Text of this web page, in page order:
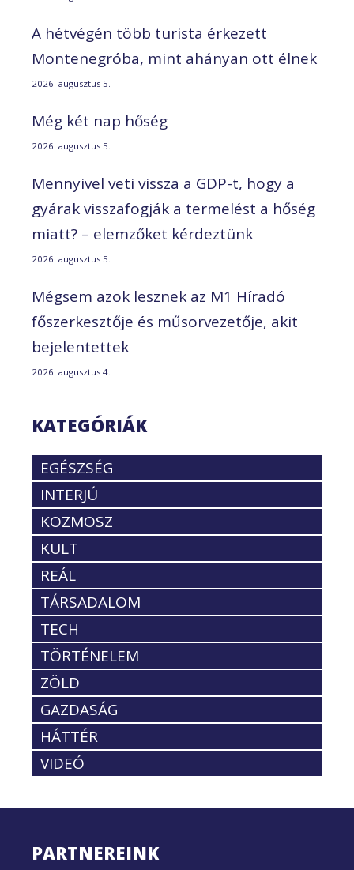
A hétvégén több turista érkezett
Montenegróba, mint ahányan ott élnek
2026. augusztus 5.
Még két nap hőség
2026. augusztus 5.
Mennyivel veti vissza a GDP-t, hogy a
gyárak visszafogják a termelést a hőség
miatt? – elemzőket kérdeztünk
2026. augusztus 5.
Mégsem azok lesznek az M1 Híradó
főszerkesztője és műsorvezetője, akit
bejelentettek
2026. augusztus 4.
KATEGÓRIÁK
EGÉSZSÉG
INTERJÚ
KOZMOSZ
KULT
REÁL
TÁRSADALOM
TECH
TÖRTÉNELEM
ZÖLD
GAZDASÁG
HÁTTÉR
VIDEÓ
PARTNEREINK